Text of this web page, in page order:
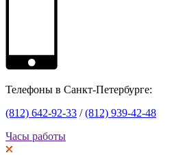
Телефоны в Санкт-Петербурге:
(812) 642-92-33 /(812) 939-42-48
Часы работы